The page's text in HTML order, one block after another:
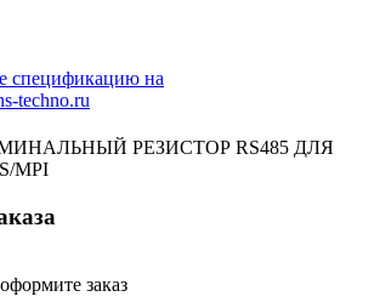
спецификацию на
techno.ru
РЕЗИСТОР RS485 ДЛЯ
MPI
заказ